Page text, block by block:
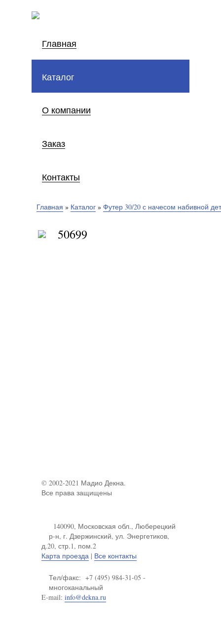
Главная
Каталог
О компании
Заказ
Контакты
Главная » Каталог » Футер 30/20 с начесом набивной
50699
© 2002-2021 Мадио Декна.
Все права защищены
140090, Московская обл., Люберецкий
р-н, г. Дзержинский, ул. Энергетиков,
д.20, стр.1, пом.2
Карта проезда | Все контакты
Тел/факс: +7 (495) 984-31-05 -
многоканальный
E-mail: info@dekna.ru